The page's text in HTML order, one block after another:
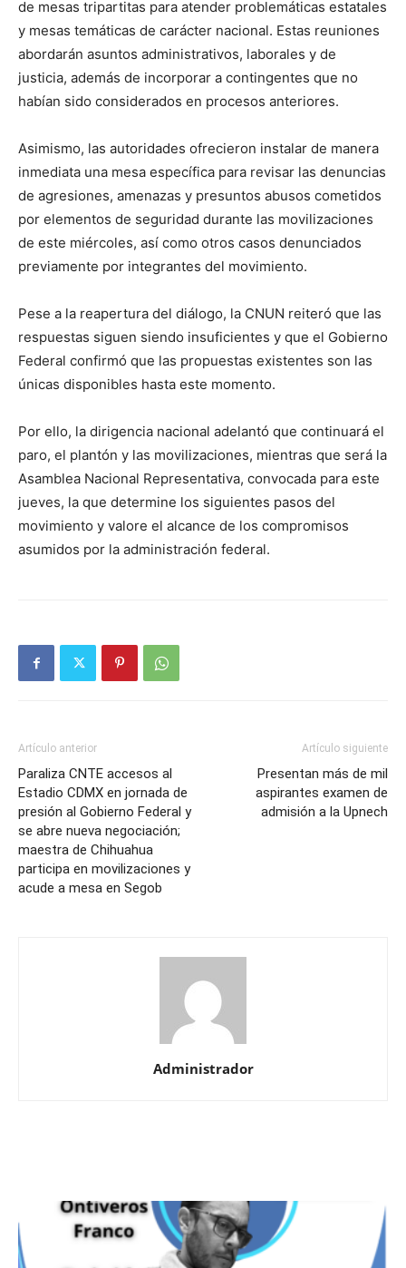
de mesas tripartitas para atender problemáticas estatales
y mesas temáticas de carácter nacional. Estas reuniones
abordarán asuntos administrativos, laborales y de
justicia, además de incorporar a contingentes que no
habían sido considerados en procesos anteriores.
Asimismo, las autoridades ofrecieron instalar de manera
inmediata una mesa específica para revisar las denuncias
de agresiones, amenazas y presuntos abusos cometidos
por elementos de seguridad durante las movilizaciones
de este miércoles, así como otros casos denunciados
previamente por integrantes del movimiento.
Pese a la reapertura del diálogo, la CNUN reiteró que las
respuestas siguen siendo insuficientes y que el Gobierno
Federal confirmó que las propuestas existentes son las
únicas disponibles hasta este momento.
Por ello, la dirigencia nacional adelantó que continuará el
paro, el plantón y las movilizaciones, mientras que será la
Asamblea Nacional Representativa, convocada para este
jueves, la que determine los siguientes pasos del
movimiento y valore el alcance de los compromisos
asumidos por la administración federal.
Artículo anterior
Paraliza CNTE accesos al
Estadio CDMX en jornada de
presión al Gobierno Federal y
se abre nueva negociación;
maestra de Chihuahua
participa en movilizaciones y
acude a mesa en Segob
Artículo siguiente
Presentan más de mil
aspirantes examen de
admisión a la Upnech
Administrador